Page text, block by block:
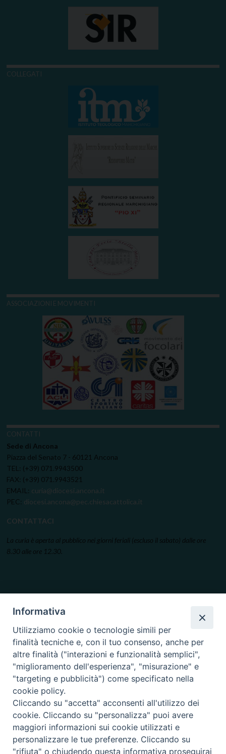
COLLEGATI
ASSOCIAZIONI E MOVIMENTI
CONTATTI
Sede di Ancona
Piazza del Senato 7 - 60121 Ancona
TEL: (+39) 071.9943500
FAX: (+39) 071.9943521
EMAIL: curia@diocesi.ancona.it
PEC: diocesi.ancona@pec.chiesacattolica.it
CONTATTACI
La curia è aperta al pubblico nei giorni feriali (escluso il sabato) dalle ore
8.30 alle ore 12.30.
Informativa
Utilizziamo cookie o tecnologie simili per
finalità tecniche e, con il tuo consenso, anche per
altre finalità ("interazioni e funzionalità semplici",
"miglioramento dell'esperienza", "misurazione" e
"targeting e pubblicità") come specificato nella
cookie policy.
Cliccando su "accetta" acconsenti all'utilizzo dei
cookie. Cliccando su "personalizza" puoi avere
maggiori informazioni sui cookie utilizzati e
personalizzare le tue preferenze. Cliccando su
"rifiuta" o chiudendo questa informativa proseguirai